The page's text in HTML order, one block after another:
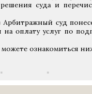
суда и
суд
оплату услуг по
ознакомиться